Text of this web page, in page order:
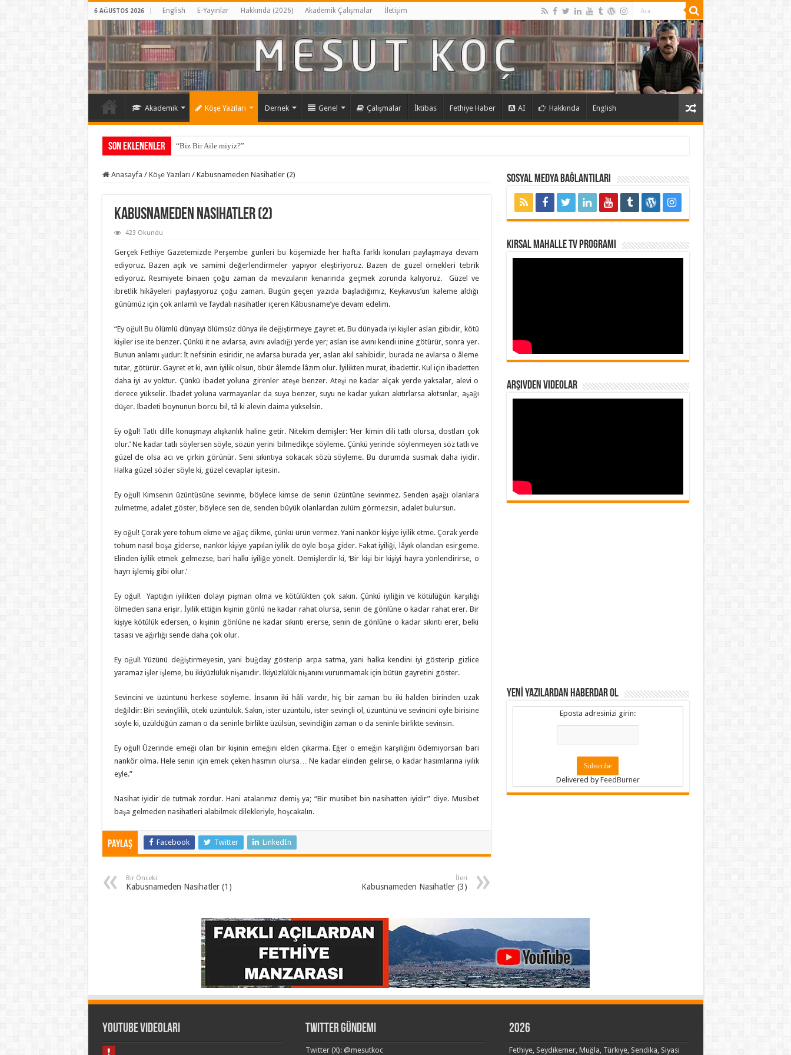
6 AĞUSTOS 2026 English E-Yayınlar Hakkında (2026) Akademik Çalışmalar İletişim
Akademik Köşe Yazıları Dernek Genel Çalışmalar İktibas Fethiye Haber AI Hakkında English
Son Eklenenler “Biz Bir Aile miyiz?”
Anasayfa / Köşe Yazıları / Kabusnameden Nasihatler (2)
Kabusnameden Nasihatler (2)
423 Okundu
Gerçek Fethiye Gazetemizde Perşembe günleri bu köşemizde her hafta farklı konuları paylaşmaya devam
ediyoruz. Bazen açık ve samimi değerlendirmeler yapıyor eleştiriyoruz. Bazen de güzel örnekleri tebrik
ediyoruz. Resmiyete binaen çoğu zaman da mevzuların kenarında geçmek zorunda kalıyoruz. Güzel ve
ibretlik hikâyeleri paylaşıyoruz çoğu zaman. Bugün geçen yazıda başladığımız, Keykavus’un kaleme aldığı
günümüz için çok anlamlı ve faydalı nasihatler içeren Kâbusname’ye devam edelim.
“Ey oğul! Bu ölümlü dünyayı ölümsüz dünya ile değiştirmeye gayret et. Bu dünyada iyi kişiler aslan gibidir, kötü
kişiler ise ite benzer. Çünkü it ne avlarsa, avını avladığı yerde yer; aslan ise avını kendi inine götürür, sonra yer.
Bunun anlamı şudur: İt nefsinin esiridir, ne avlarsa burada yer, aslan akıl sahibidir, burada ne avlarsa o âleme
tutar, götürür. Gayret et ki, avın iyilik olsun, öbür âlemde lâzım olur. İyilikten murat, ibadettir. Kul için ibadetten
daha iyi av yoktur. Çünkü ibadet yoluna girenler ateşe benzer. Ateşi ne kadar alçak yerde yaksalar, alevi o
derece yükselir. İbadet yoluna varmayanlar da suya benzer, suyu ne kadar yukarı akıtırlarsa akıtsınlar, aşağı
düşer. İbadeti boynunun borcu bil, tâ ki alevin daima yükselsin.
Ey oğul! Tatlı dille konuşmayı alışkanlık haline getir. Nitekim demişler: ‘Her kimin dili tatlı olursa, dostları çok
olur.’ Ne kadar tatlı söylersen söyle, sözün yerini bilmedikçe söyleme. Çünkü yerinde söylenmeyen söz tatlı ve
güzel de olsa acı ve çirkin görünür. Seni sıkıntıya sokacak sözü söyleme. Bu durumda susmak daha iyidir.
Halka güzel sözler söyle ki, güzel cevaplar işitesin.
Ey oğul! Kimsenin üzüntüsüne sevinme, böylece kimse de senin üzüntüne sevinmez. Senden aşağı olanlara
zulmetme, adalet göster, böylece sen de, senden büyük olanlardan zulüm görmezsin, adalet bulursun.
Ey oğul! Çorak yere tohum ekme ve ağaç dikme, çünkü ürün vermez. Yani nankör kişiye iyilik etme. Çorak yerde
tohum nasıl boşa giderse, nankör kişiye yapılan iyilik de öyle boşa gider. Fakat iyiliği, lâyık olandan esirgeme.
Elinden iyilik etmek gelmezse, bari halkı iyiliğe yönelt. Demişlerdir ki, ‘Bir kişi bir kişiyi hayra yönlendirirse, o
hayrı işlemiş gibi olur.’
Ey oğul! Yaptığın iyilikten dolayı pişman olma ve kötülükten çok sakın. Çünkü iyiliğin ve kötülüğün karşılığı
ölmeden sana erişir. İyilik ettiğin kişinin gönlü ne kadar rahat olursa, senin de gönlüne o kadar rahat erer. Bir
kişiye kötülük edersen, o kişinin gönlüne ne kadar sıkıntı ererse, senin de gönlüne o kadar sıkıntı erer, belki
tasası ve ağırlığı sende daha çok olur.
Ey oğul! Yüzünü değiştirmeyesin, yani buğday gösterip arpa satma, yani halka kendini iyi gösterip gizlice
yaramaz işler işleme, bu ikiyüzlülük nişanıdır. İkiyüzlülük nişanını vurunmamak için bütün gayretini göster.
Sevincini ve üzüntünü herkese söyleme. İnsanın iki hâli vardır, hiç bir zaman bu iki halden birinden uzak
değildir: Biri sevinçlilik, öteki üzüntülük. Sakın, ister üzüntülü, ister sevinçli ol, üzüntünü ve sevincini öyle birisine
söyle ki, üzüldüğün zaman o da seninle birlikte üzülsün, sevindiğin zaman o da seninle birlikte sevinsin.
Ey oğul! Üzerinde emeği olan bir kişinin emeğini elden çıkarma. Eğer o emeğin karşılığını ödemiyorsan bari
nankör olma. Hele senin için emek çeken hasmın olursa… Ne kadar elinden gelirse, o kadar hasımlarına iyilik
eyle.”
Nasihat iyidir de tutmak zordur. Hani atalarımız demiş ya; “Bir musibet bin nasihatten iyidir” diye. Musibet
başa gelmeden nasihatleri alabilmek dilekleriyle, hoşcakalın.
Paylaş Facebook Twitter LinkedIn
Bir Önceki
Kabusnameden Nasihatler (1)
İleri
Kabusnameden Nasihatler (3)
Sosyal Medya Bağlantıları
Kırsal Mahalle TV Programı
Arşivden Videolar
YENİ YAZILARDAN HABERDAR OL
Eposta adresinizi girin:
Delivered byFeedBurner
Youtube Videoları Twitter Gündemi
Twitter (X): @mesutkoc
2026
Fethiye, Seydikemer, Muğla, Türkiye, Sendika, Siyasi